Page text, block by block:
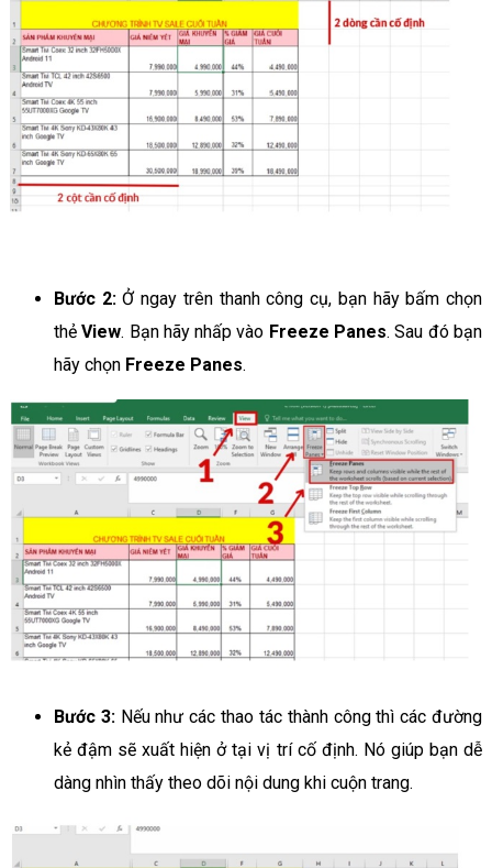
Bước 2:Ở ngay trên thanh công cụ, bạn hãy bấm chọn
thẻView. Bạn hãy nhấp vào Freeze Panes. Sau đó bạn
hãy chọn Freeze Panes.
Bước 3:Nếu như các thao tác thành công thì các đường
kẻ đậm sẽ xuất hiện ở tại vị trí cố định. Nó giúp bạn dễ
dàng nhìn thấy theo dõi nội dung khi cuộn trang.